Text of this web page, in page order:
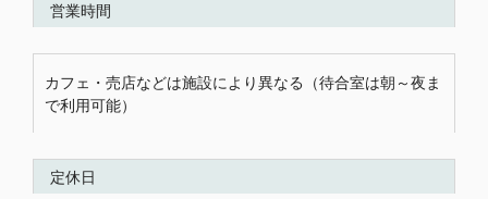
営業時間
カフェ・売店などは施設により異なる（待合室は朝～夜ま
で利用可能）
定休日